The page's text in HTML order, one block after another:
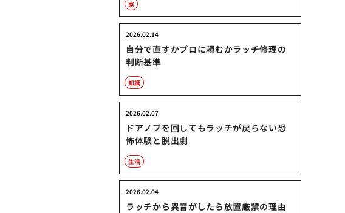
家
自分で直すかプロに頼むかラッチ修理の
判断基準
2026.02.14
知識
ドアノブを回してもラッチが戻らない恐
怖体験と脱出劇
2026.02.07
生活
ラッチから異音がしたら放置厳禁の理由
2026.02.04